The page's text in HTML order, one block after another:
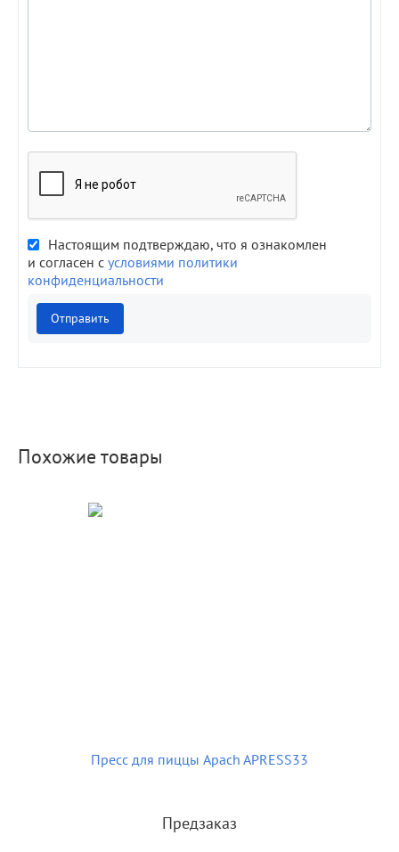
Настоящим подтверждаю, что я ознакомлен
и согласен с условиями политики
конфиденциальности
Отправить
Похожие товары
Пресс для пиццы Apach APRESS33
Предзаказ